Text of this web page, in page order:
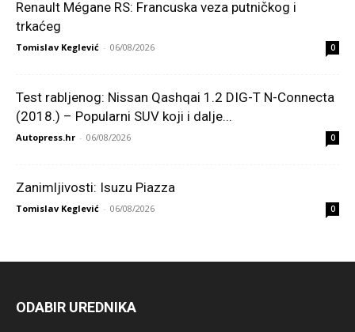
Renault Mégane RS: Francuska veza putničkog i
trkaćeg
Tomislav Keglević - 06/08/2026 0
Test rabljenog: Nissan Qashqai 1.2 DIG-T N-Connecta
(2018.) – Popularni SUV koji i dalje...
Autopress.hr - 06/08/2026 0
Zanimljivosti: Isuzu Piazza
Tomislav Keglević - 06/08/2026 0
ODABIR UREDNIKA